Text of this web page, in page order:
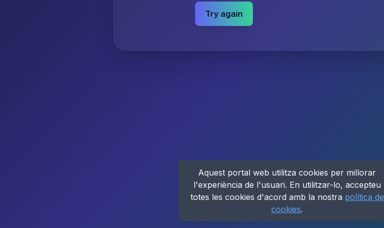
Try again
Aquest portal web utilitza cookies per millorar
l'experiència de l'usuari. En utilitzar-lo, accepteu
totes les cookies d'acord amb la nostra política de
cookies.